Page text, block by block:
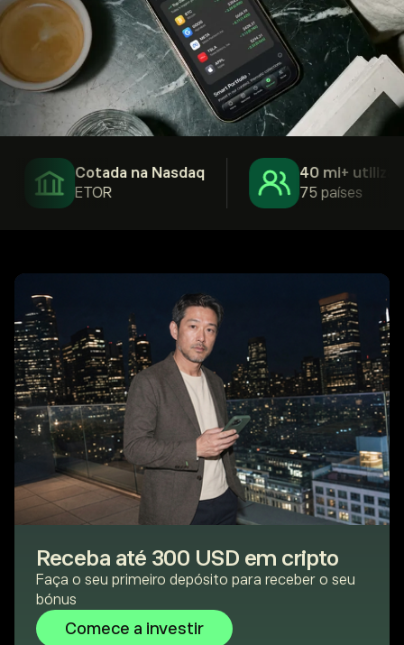
Cotada na Nasdaq
ETOR
40 mi+
75 países
Receba até 300 USD em cripto
Faça o seu primeiro depósito para receber o seu
bónus
Comece a investir